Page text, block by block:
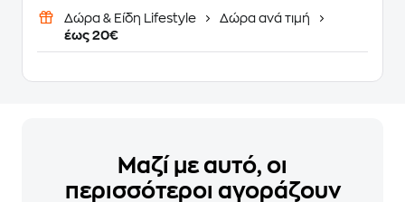
Δώρα & Είδη Lifestyle
Δώρα ανά τιμή
έως 20€
Μαζί με αυτό, οι
περισσότεροι αγοράζουν